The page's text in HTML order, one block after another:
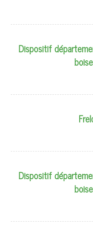
Dispositif
Dispositif